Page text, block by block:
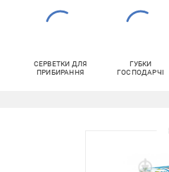
СЕРВЕТКИ ДЛЯ
ПРИБИРАННЯ
ГУБКИ
ГОСПОДАРЧІ